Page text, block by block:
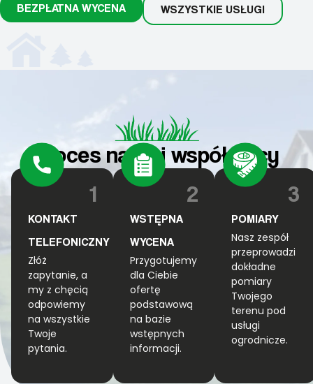
BEZPŁATNA WYCENA WSZYSTKIE USŁUGI
Proces naszej współpracy
1
KONTAKT
TELEFONICZNY
Złóż
zapytanie, a
my z chęcią
odpowiemy
na wszystkie
Twoje
pytania.
2
WSTĘPNA
WYCENA
Przygotujemy
dla Ciebie
ofertę
podstawową
na bazie
wstępnych
informacji.
3
POMIARY
Nasz zespół
przeprowadzi
dokładne
pomiary
Twojego
terenu pod
usługi
ogrodnicze.